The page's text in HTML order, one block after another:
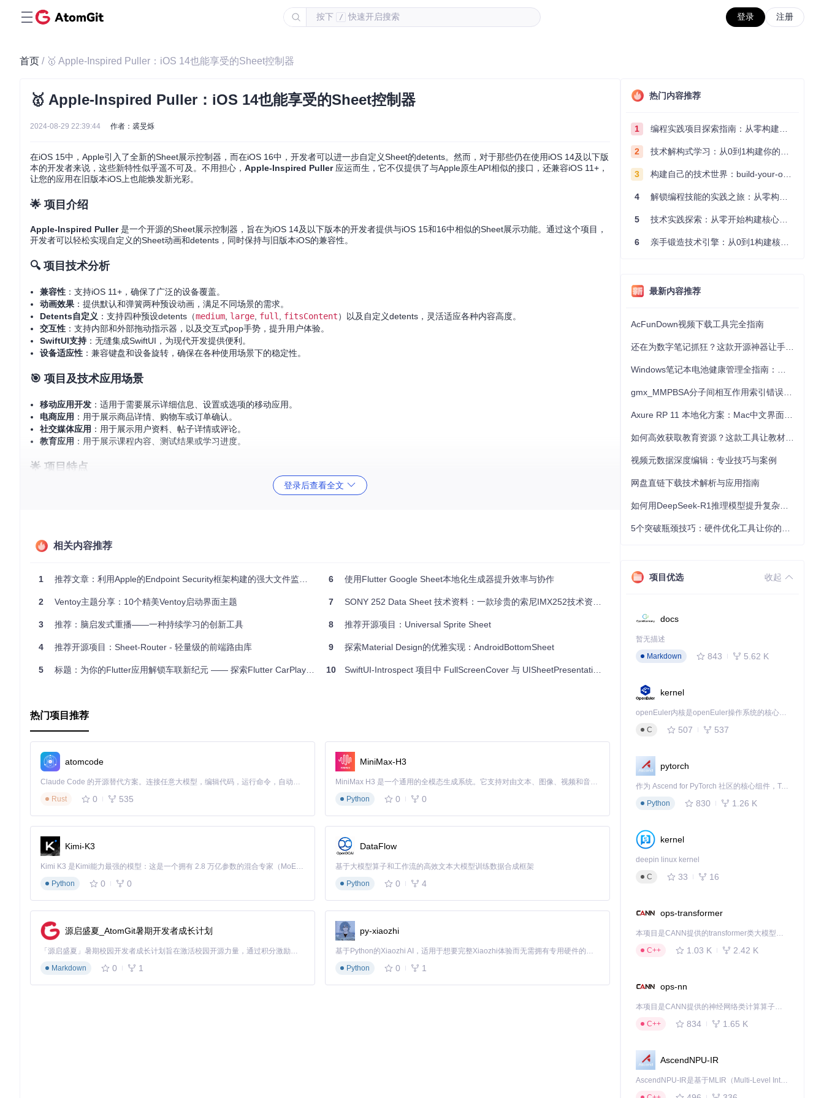
按下 / 快速开启搜索 登录 注册
首页 / 🥇 Apple-Inspired Puller：iOS 14也能享受的Sheet控制器
🥇 Apple-Inspired Puller：iOS 14也能享受的Sheet控制器
2024-08-29 22:39:44 作者：裘旻烁
在iOS 15中，Apple引入了全新的Sheet展示控制器，而在iOS 16中，开发者可以进一步自定义Sheet的detents。然而，对于那些仍在使用iOS 14及以下版
本的开发者来说，这些新特性似乎遥不可及。不用担心， Apple-Inspired Puller应运而生，它不仅提供了与Apple原生API相似的接口，还兼容iOS 11+，
让您的应用在旧版本iOS上也能焕发新光彩。
🌟 项目介绍
Apple-Inspired Puller是一个开源的Sheet展示控制器，旨在为iOS 14及以下版本的开发者提供与iOS 15和16中相似的Sheet展示功能。通过这个项目，
开发者可以轻松实现自定义的Sheet动画和detents，同时保持与旧版本iOS的兼容性。
🔍 项目技术分析
兼容性 ：支持iOS 11+，确保了广泛的设备覆盖。
动画效果 ：提供默认和弹簧两种预设动画，满足不同场景的需求。
Detents自定义 ：支持四种预设detents（medium large full fitsContent）以及自定义detents，灵活适应各种内容高度。
交互性 ：支持内部和外部拖动指示器，以及交互式pop手势，提升用户体验。
SwiftUI支持 ：无缝集成SwiftUI，为现代开发提供便利。
设备适应性 ：兼容键盘和设备旋转，确保在各种使用场景下的稳定性。
🎯 项目及技术应用场景
移动应用开发 ：适用于需要展示详细信息、设置或选项的移动应用。
电商应用 ：用于展示商品详情、购物车或订单确认。
社交媒体应用 ：用于展示用户资料、帖子详情或评论。
教育应用 ：用于展示课程内容、测试结果或学习进度。
🌟 项目特点
交互增强：支持多种交互手势，提升用户操作体验。
企业团队，这个项目都能为您的应用带来新的活力。赶快尝试一下，让您的应用在iOS 14及以下版本上也能焕发新光彩吧！
📌项目地址 ：Apple-Inspired Puller
👨‍💻 作者：@zsergey
🤝欢迎贡献 ：如果您有任何建议或改进，欢迎在GitHub上提交Issue或Pull Request。
登录后查看全文
相关内容推荐
1 推荐文章：利用Apple的Endpoint Security框架构建的强大文件监控工具 - FileMonitor
2 Ventoy主题分享：10个精美Ventoy启动界面主题
3 推荐：脑启发式重播——一种持续学习的创新工具
4 推荐开源项目：Sheet-Router - 轻量级的前端路由库
5 标题：为你的Flutter应用解锁车联新纪元 —— 探索Flutter CarPlay插件
6 使用Flutter Google Sheet本地化生成器提升效率与协作
7 SONY 252 Data Sheet 技术资料：一款珍贵的索尼IMX252技术资料开源项目
8 推荐开源项目：Universal Sprite Sheet
9 探索Material Design的优雅实现：AndroidBottomSheet
10 SwiftUI-Introspect 项目中 FullScreenCover 与 UISheetPresentationController 的技术解析
热门项目推荐
atomcode
Claude Code 的开源替代方案。连接任意大模型，编辑代码，运行命令，自动验证 — 全自动执行。用 Rust 构建，极致性能。 ｜ An open-source alternative to Claude Code. Connect any LLM, edit code, run commands, and verify changes — autonomously. Built in Rust for speed. Get Started
Rust
0 535
MiniMax-H3
MiniMax H3 是一个通用的全模态生成系统。它支持对由文本、图像、视频和音频组成的多模态上下文进行统一理解，并能生成分辨率高达 2K、时长可达 15 秒的带原生立体声音频的视频。得益于面向任务泛化的系统设计，H3 在预训练阶段就已具备广泛的多模态上下文理解与生成能力，能够出色地执行复杂的多模态指令。
Python
0 0
Kimi-K3
Kimi K3 是Kimi能力最强的模型：这是一个拥有 2.8 万亿参数的混合专家（MoE）模型，具备原生视觉理解能力，并支持 100 万 token 的上下文窗口。
Python
0 0
DataFlow
基于大模型算子和工作流的高效文本大模型训练数据合成框架
Python
0 4
源启盛夏_AtomGit暑期开发者成长计划
「源启盛夏」暑期校园开发者成长计划旨在激活校园开源力量，通过积分激励、认证扶持、资源倾斜等形式，引导高校组织和开发者完成「入驻 — 建项目 — 做贡献 — 获认证 — 得资源」的完整闭环。无论你是想带领社团入驻平台的组织者，还是希望用代码贡献证明自己的开发者，都能在这里找到属于你的成长路径。
Markdown
0 1
py-xiaozhi
基于Python的Xiaozhi AI，适用于想要完整Xiaozhi体验而无需拥有专用硬件的用户。
Python
0 1
热门内容推荐
1 编程实践项目探索指南：从零构建技术能力体系
2 技术解构式学习：从0到1构建你的编程知识体系
3 构建自己的技术世界：build-your-own-x项目的实践探索指南
4 解锁编程技能的实践之旅：从零构建你的技术世界
5 技术实践探索：从零开始构建核心系统的实践指南
6 亲手锻造技术引擎：从0到1构建核心系统的实践指南
最新内容推荐
AcFunDown视频下载工具完全指南
视频元数据深度编辑：专业技巧与案例
网盘直链下载技术解析与应用指南
项目优选 收起
docs
暂无描述
Markdown
843 5.62 K
kernel
openEuler内核是openEuler操作系统的核心，既是系统性能与稳定性的基石，也是连接处理器、设备与服务的桥梁。
C
507 537
pytorch
作为 Ascend for PyTorch 社区的核心组件，TorchNPU 是昇腾专为 PyTorch 打造的深度学习适配插件，使 PyTorch 框架能够直接调用昇腾 NPU，为开发者提供昇腾 AI 处理器的超强算力。
Python
830 1.26 K
kernel
deepin linux kernel
C
33 16
ops-transformer
本项目是CANN提供的transformer类大模型算子库，实现网络在NPU上加速计算。
C++
1.03 K 2.42 K
ops-nn
本项目是CANN提供的神经网络类计算算子库，实现网络在NPU上加速计算。
C++
834 1.65 K
AscendNPU-IR
AscendNPU-IR是基于MLIR（Multi-Level Intermediate Representation）构建的，面向昇腾亲和算子编译时使用的中间表示，提供昇腾完备表达能力，通过编译优化提升昇腾AI处理器计算效率，支持通过生态框架使能昇腾AI处理器与深度调优